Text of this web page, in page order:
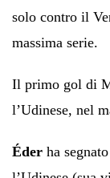
solo contro il
massima serie.
Il primo gol di
l’Udinese, nel
Éder ha